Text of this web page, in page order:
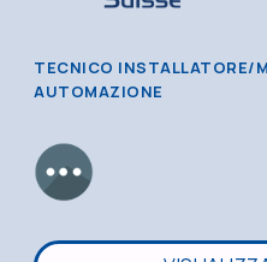
TECNICO INSTALLATORE/
AUTOMAZIONE